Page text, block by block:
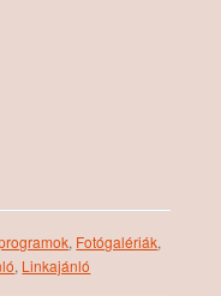
, Fotógalériák,
, Linkajánló